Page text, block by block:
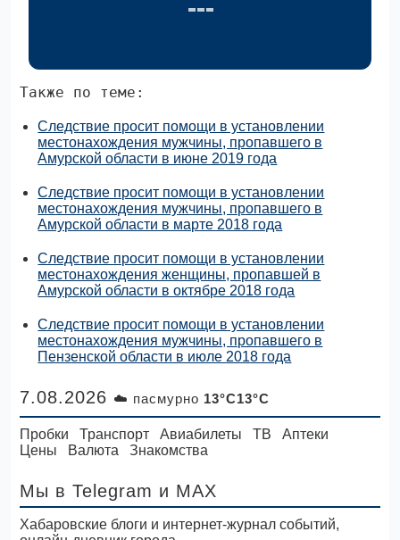
Также по теме:
Следствие просит помощи в установлении
местонахождения мужчины, пропавшего в
Амурской области в июне 2019 года
Следствие просит помощи в установлении
местонахождения мужчины, пропавшего в
Амурской области в марте 2018 года
Следствие просит помощи в установлении
местонахождения женщины, пропавшей в
Амурской области в октябре 2018 года
Следствие просит помощи в установлении
местонахождения мужчины, пропавшего в
Пензенской области в июле 2018 года
7.08.2026 ☁️ пасмурно 13°C13°C
Пробки Транспорт Авиабилеты ТВ
Аптеки
Цены
Валюта Знакомства
Мы в Telegram и MAX
Хабаровские блоги и интернет-журнал событий,